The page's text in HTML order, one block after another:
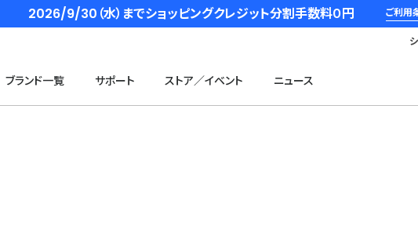
2026/9/30（水）までショッピングクレジット分割手数料０円 ご利用
ブランド一覧 サポート ストア／イベント ニュース